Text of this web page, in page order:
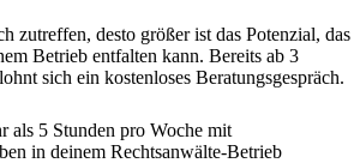
zutreffen, desto größer ist das Potenzial, das
Betrieb entfalten kann. Bereits ab 3
sich ein kostenloses Beratungsgespräch.
als 5 Stunden pro Woche mit
in deinem Rechtsanwälte-Betrieb